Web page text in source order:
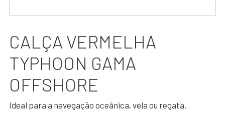
CALÇA VERMELHA
TYPHOON GAMA
OFFSHORE
Ideal para a navegação oceânica, vela ou regata.